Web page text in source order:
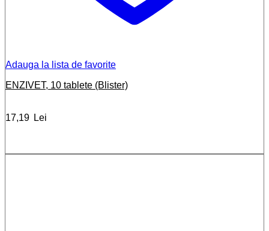
Adauga la lista de favorite
ENZIVET, 10 tablete (Blister)
17,19 Lei